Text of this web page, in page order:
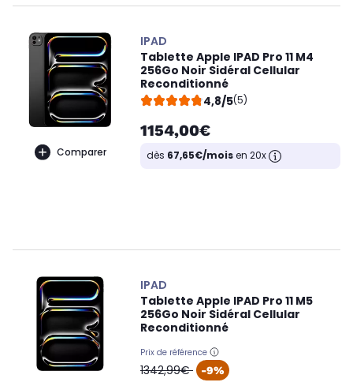
Comparer
IPAD
Tablette Apple IPAD Pro 11 M4
256Go Noir Sidéral Cellular
Reconditionné
4,8/5(5)
1154,00€
dès 67,65€/moisen 20x
IPAD
Tablette Apple IPAD Pro 11 M5
256Go Noir Sidéral Cellular
Reconditionné
Prix de référence
oldPrice
1342,99€ -9%